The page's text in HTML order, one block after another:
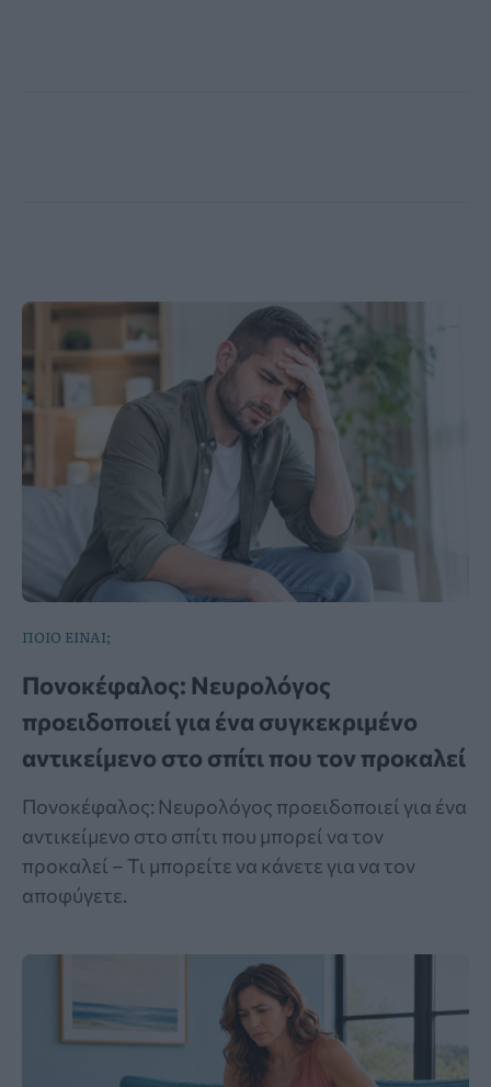
ΠΟΙΟ ΕΙΝΑΙ;
Πονοκέφαλος: Νευρολόγος
προειδοποιεί για ένα συγκεκριμένο
αντικείμενο στο σπίτι που τον προκαλεί
Πονοκέφαλος: Νευρολόγος προειδοποιεί για ένα
αντικείμενο στο σπίτι που μπορεί να τον
προκαλεί – Τι μπορείτε να κάνετε για να τον
αποφύγετε.